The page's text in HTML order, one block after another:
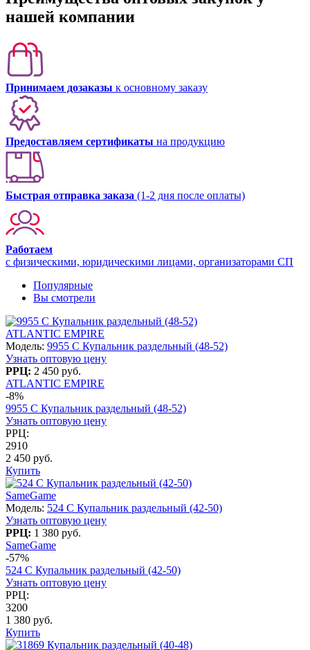
нашей компании
Принимаем дозаказы к основному заказу
Предоставляем сертификаты на продукцию
Быстрая отправка заказа (1-2 дня после оплаты)
Работаем
с физическими, юридическими лицами, организаторами СП
Популярные
Вы смотрели
ATLANTIC EMPIRE
Модель: 9955 С Купальник раздельный (48-52)
Узнать оптовую цену
РРЦ: 2 450 руб.
ATLANTIC EMPIRE
-8%
9955 С Купальник раздельный (48-52)
Узнать оптовую цену
РРЦ:
2910
2 450 руб.
Купить
SameGame
Модель: 524 C Купальник раздельный (42-50)
Узнать оптовую цену
РРЦ: 1 380 руб.
SameGame
-57%
524 C Купальник раздельный (42-50)
Узнать оптовую цену
РРЦ:
3200
1 380 руб.
Купить